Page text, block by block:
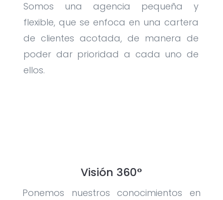
Somos una agencia pequeña y
flexible, que se enfoca en una cartera
de clientes acotada, de manera de
poder dar prioridad a cada uno de
ellos.
Visión 360°
Ponemos nuestros conocimientos en